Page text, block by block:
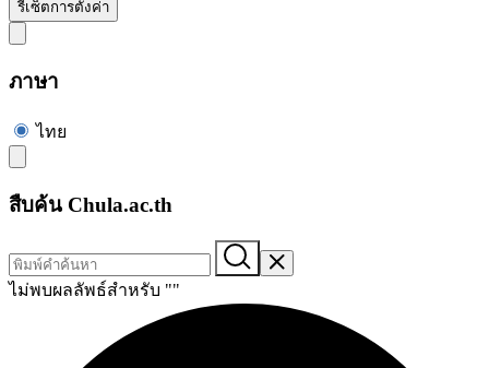
รีเซ็ตการตั้งค่า
ภาษา
ไทย
สืบค้น Chula.ac.th
ไม่พบผลลัพธ์สำหรับ ""